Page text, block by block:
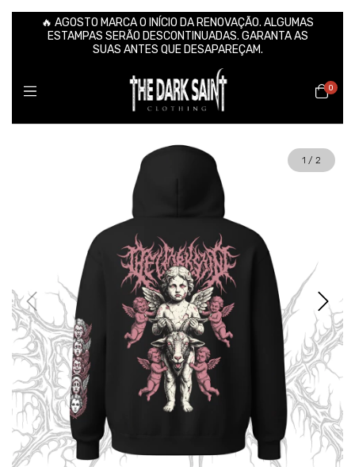
🔥 AGOSTO MARCA O INÍCIO DA RENOVAÇÃO. ALGUMAS
ESTAMPAS SERÃO DESCONTINUADAS. GARANTA AS
SUAS ANTES QUE DESAPAREÇAM.
0
1 / 2